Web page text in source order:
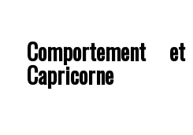
Comportement
Capricorne